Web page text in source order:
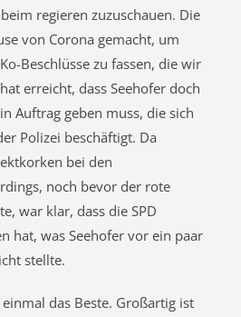
regieren zuzuschauen. Die
von Corona gemacht, um
Beschlüsse zu fassen, die wir
erreicht, dass Seehofer doch
Auftrag geben muss, die sich
Polizei beschäftigt. Da
bei den
noch bevor der rote
war klar, dass die SPD
hat, was Seehofer vor ein paar
stellte.
das Beste. Großartig ist